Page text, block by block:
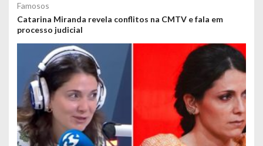
Famosos
Catarina Miranda revela conflitos na CMTV e fala em
processo judicial